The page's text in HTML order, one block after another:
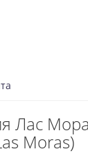
Лас
Moras)